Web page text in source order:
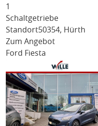
1
Schaltgetriebe
Standort50354, Hürth
Zum Angebot
Ford Fiesta